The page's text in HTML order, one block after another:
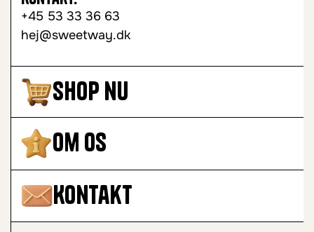
Shop nu
Om os
Kontakt
+45 53 33 36 63
hej@sweetway.dk